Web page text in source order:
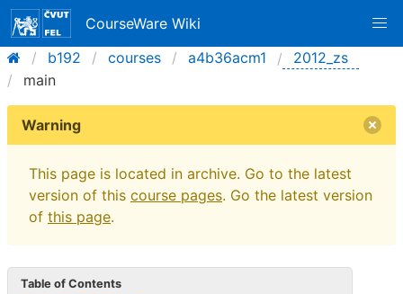
CourseWare Wiki
b192
courses a4b36acm1
2012_zs
main
Warning
This page is located in archive. Go to the latest
version of this course pages. Go the latest version
of this page.
Table of Contents